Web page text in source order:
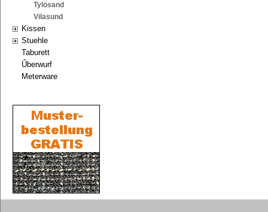
Tylösand
Vilasund
Kissen
Stuehle
Taburett
Űberwurf
Meterware